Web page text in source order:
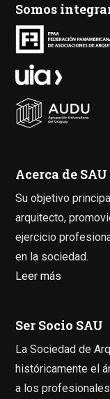
Somos
Acerca de SAU
Su objetivo
arquitecto,
ejercicio
en la sociedad.
Leer más
Ser Socio SAU
La Sociedad de
históricamente el
a los